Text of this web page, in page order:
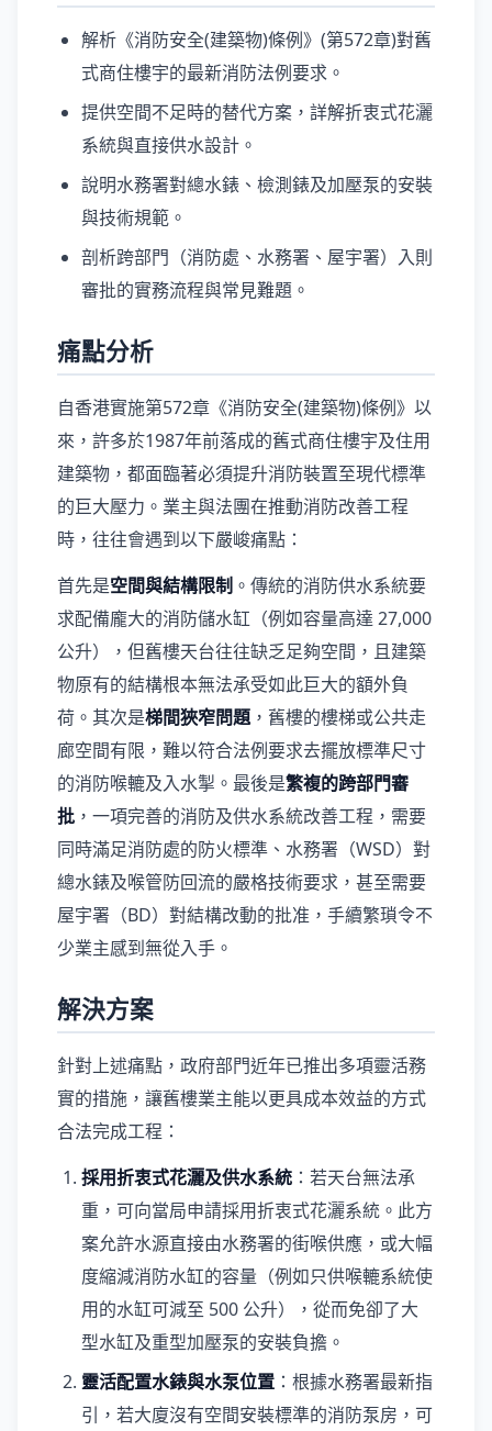
解析《消防安全(建築物)條例》(第572章)對舊
式商住樓宇的最新消防法例要求。
提供空間不足時的替代方案，詳解折衷式花灑
系統與直接供水設計。
說明水務署對總水錶、檢測錶及加壓泵的安裝
與技術規範。
剖析跨部門（消防處、水務署、屋宇署）入則
審批的實務流程與常見難題。
痛點分析
自香港實施第572章《消防安全(建築物)條例》以
來，許多於1987年前落成的舊式商住樓宇及住用
建築物，都面臨著必須提升消防裝置至現代標準
的巨大壓力。業主與法團在推動消防改善工程
時，往往會遇到以下嚴峻痛點：
首先是空間與結構限制 。傳統的消防供水系統要
求配備龐大的消防儲水缸（例如容量高達 27,000
公升），但舊樓天台往往缺乏足夠空間，且建築
物原有的結構根本無法承受如此巨大的額外負
荷。其次是梯間狹窄問題，舊樓的樓梯或公共走
廊空間有限，難以符合法例要求去擺放標準尺寸
的消防喉轆及入水掣。最後是繁複的跨部門審
批 ，一項完善的消防及供水系統改善工程，需要
同時滿足消防處的防火標準、水務署（WSD）對
總水錶及喉管防回流的嚴格技術要求，甚至需要
屋宇署（BD）對結構改動的批准，手續繁瑣令不
少業主感到無從入手。
解決方案
針對上述痛點，政府部門近年已推出多項靈活務
實的措施，讓舊樓業主能以更具成本效益的方式
合法完成工程：
採用折衷式花灑及供水系統 ：若天台無法承
重，可向當局申請採用折衷式花灑系統。此方
案允許水源直接由水務署的街喉供應，或大幅
度縮減消防水缸的容量（例如只供喉轆系統使
用的水缸可減至 500 公升），從而免卻了大
型水缸及重型加壓泵的安裝負擔。
靈活配置水錶與水泵位置 ：根據水務署最新指
引，若大廈沒有空間安裝標準的消防泵房，可